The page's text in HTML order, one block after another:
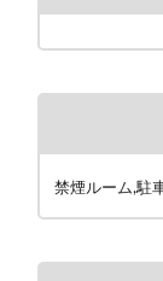
禁煙ルーム,駐